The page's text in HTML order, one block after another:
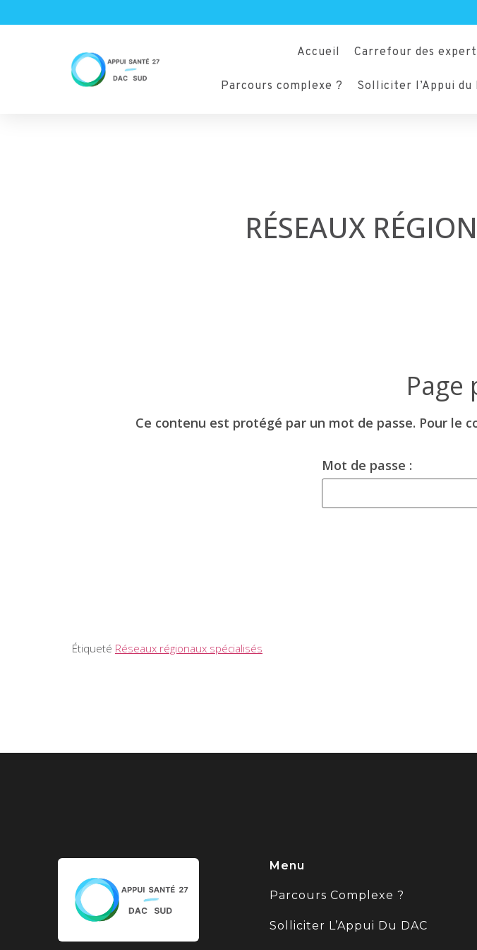
Accueil Carrefour des
Parcours complexe ? Solliciter l’Appui du
RÉSEAUX
Ce contenu est protégé par un mot de passe. Pour le
Mot de passe :
Étiqueté Réseaux régionaux spécialisés
Menu
Parcours Complexe ?
Solliciter L’Appui Du DAC